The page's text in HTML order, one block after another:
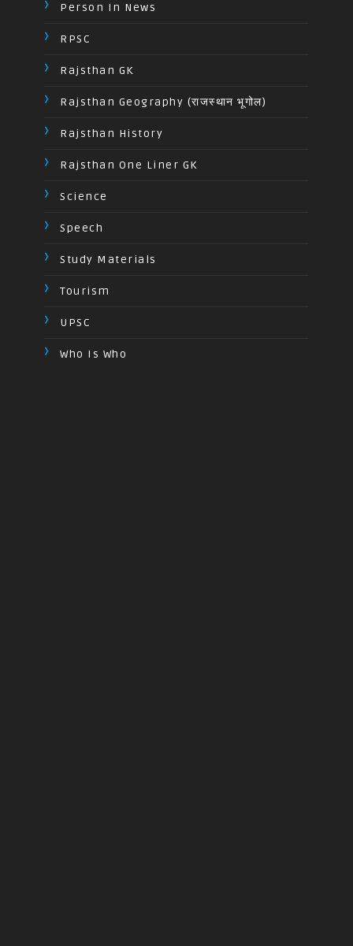
Person In News
RPSC
Rajsthan GK
Rajsthan Geography (राजस्थान भूगोल)
Rajsthan History
Rajsthan One Liner GK
Science
Speech
Study Materials
Tourism
UPSC
Who Is Who